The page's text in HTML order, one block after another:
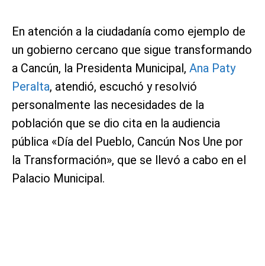
En atención a la ciudadanía como ejemplo de
un gobierno cercano que sigue transformando
a Cancún, la Presidenta Municipal, Ana Paty
Peralta, atendió, escuchó y resolvió
personalmente las necesidades de la
población que se dio cita en la audiencia
pública «Día del Pueblo, Cancún Nos Une por
la Transformación», que se llevó a cabo en el
Palacio Municipal.